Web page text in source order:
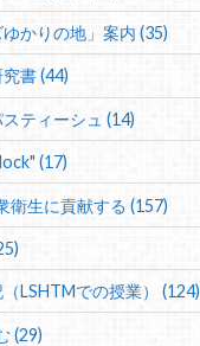
ゆかりの地」案内 (35)
書 (44)
ティーシュ (14)
(17)
衛生に貢献する (157)
LSHTMでの授業） (124)
(29)